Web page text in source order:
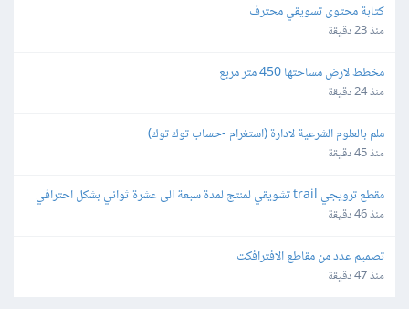
كتابة محتوى تسويقي محترف
منذ 23 دقيقة
مخطط لارض مساحتها 450 متر مربع
منذ 24 دقيقة
ملم بالعلوم الشرعية لادارة (استغرام -حساب توك توك)
منذ 45 دقيقة
مقطع ترويجي trail تشويقي لمنتج لمدة سبعة الى عشرة ثواني بشكل احترافي
منذ 46 دقيقة
تصميم عدد من مقاطع الافترافكت
منذ 47 دقيقة